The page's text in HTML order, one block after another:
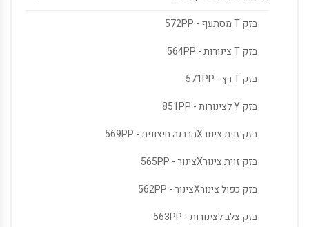
בזק T מסתעף - 572PP
בזק T צינורות - 564PP
בזק T רץ - 571PP
בזק Y לצינורות - 851PP
בזק זוית צינורXהברגה חיצונית - 569PP
בזק זוית צינורXצינור - 565PP
בזק כפול צינורXצינור - 562PP
בזק צלב לצינורות - 563PP